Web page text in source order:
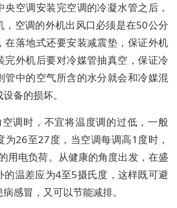
空调安装完空调的冷凝水管之后，
，空调的外机出风口必须是在50公分
在落地式还要安装减震垫，保证外机
完外机后要对冷媒管抽真空，保证冷
管中的空气所含的水分就会和冷媒混
备的损坏。
调时，不宜将温度调的过低，一般
为26至27度，当空调每调高1度时，
用电负荷。从健康的角度出发，在盛
的温差应为4至5摄氏度，这样既可避
感冒，又可以节能减排。